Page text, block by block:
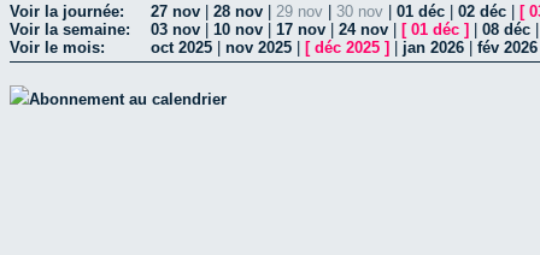
Voir la journée: 27 nov 28 nov 29 nov 30 nov 01 déc 02 déc [
Voir la semaine:
03 nov 10 nov 17 nov 24 nov [ 01 déc ] 08 déc
Voir le mois:
oct 2025 nov 2025 [ déc 2025 ] jan 2026 fév 2026
Abonnement au calendrier